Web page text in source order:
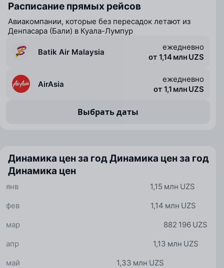
Расписание прямых рейсов
Авиакомпании, которые без пересадок летают из
Денпасара (Бали) в Куала-Лумпур
Batik Air Malaysia
ежедневно
от 1,14 млн UZS
AirAsia
ежедневно
от 1,1 млн UZS
Выбрать даты
Динамика цен за годДинамика цен за год
Динамика цен
1,15 млн UZS
янв
1,14 млн UZS
фев
882 196 UZS
мар
1,13 млн UZS
апр
1,33 млн UZS
май